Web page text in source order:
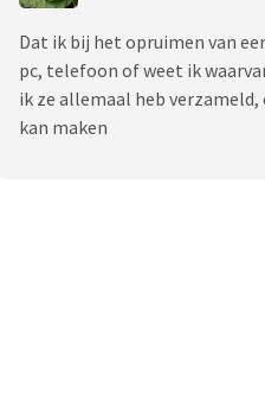
Dat ik bij het opruimen van
pc, telefoon of weet ik
ik ze allemaal heb
kan maken